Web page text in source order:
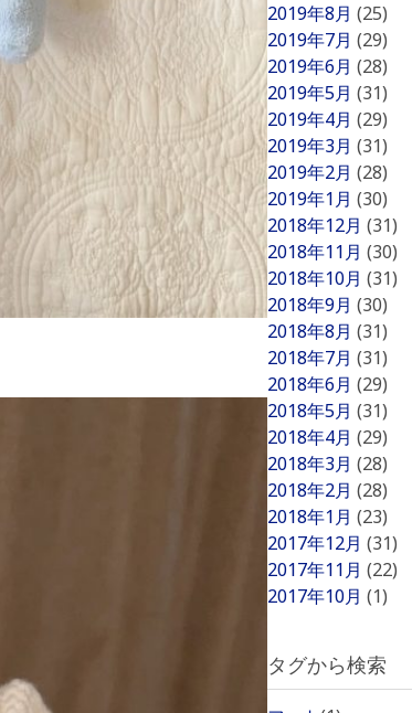
2019年8月 (25)
2019年7月 (29)
2019年6月 (28)
2019年5月 (31)
2019年4月 (29)
2019年3月 (31)
2019年2月 (28)
2019年1月 (30)
2018年12月 (31)
2018年11月 (30)
2018年10月 (31)
2018年9月 (30)
2018年8月 (31)
2018年7月 (31)
2018年6月 (29)
2018年5月 (31)
2018年4月 (29)
2018年3月 (28)
2018年2月 (28)
2018年1月 (23)
2017年12月 (31)
2017年11月 (22)
2017年10月 (1)
タグから検索